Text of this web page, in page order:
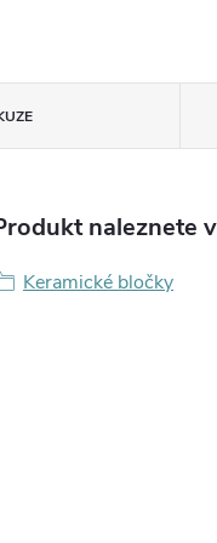
naleznete
Keramické bločky